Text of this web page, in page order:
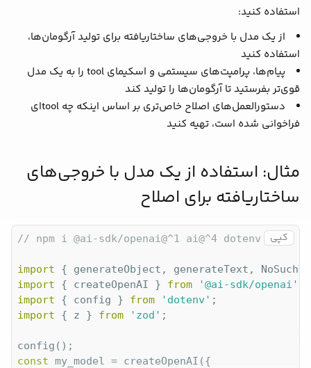
'An unknown error occurred.'
    }
});
استفاده کنید:
از یک مدل با خروجی‌های ساختاریافته برای تولید آرگومان‌ها،
استفاده کنید
پیام‌ها، پرامپت‌های سیستمی و اسکیمای tool را به یک مدل
قوی‌تر بفرستید تا آرگومان‌ها را تولید کند
دستورالعمل‌های اصلاح خاص‌تری بر اساس اینکه چه toolای
فراخوانی شده است، تهیه کنید
مثال: استفاده از یک مدل با خروجی‌های
ساختاریافته برای اصلاح
کپی
// npm i @ai-sdk/openai@^1 ai@^4 dotenv zod
import { generateObject, generateText,
import { createOpenAI } from '@ai-sdk/openai'
import { config } from 'dotenv'
import { z } from 'zod' ;
const